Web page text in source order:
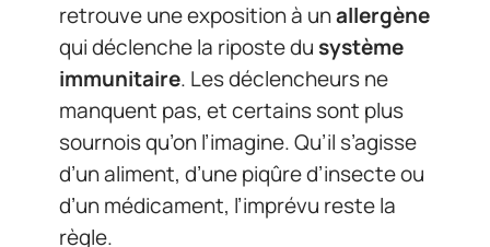
retrouve une exposition à unallergène
qui déclenche la riposte du système
immunitaire. Les déclencheurs ne
manquent pas, et certains sont plus
sournois qu’on l’imagine. Qu’il s’agisse
d’un aliment, d’une piqûre d’insecte ou
d’un médicament, l’imprévu reste la
règle.